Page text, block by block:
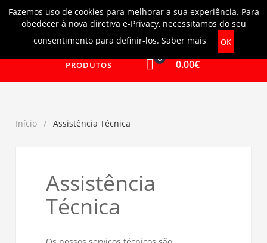
Fazemos uso de cookies para melhorar a sua experiência. Para
obedecer à nova diretiva e-Privacy, necessitamos do seu
consentimento para definir-los. Saber mais OK
Login| Ajuda
PRODUTOS
0
0.00€
Início Assistência Técnica
Assistência
Técnica